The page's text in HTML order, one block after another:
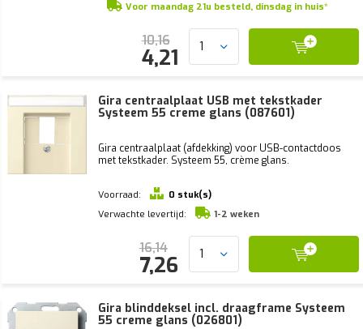
Voor maandag 21u besteld, dinsdag in huis*
10,16
4,21
Gira centraalplaat USB met tekstkader
Systeem 55 creme glans (087601)
Gira centraalplaat (afdekking) voor USB-contactdoos
met tekstkader. Systeem 55, crème glans.
Voorraad:
0 stuk(s)
Verwachte levertijd:
1-2 weken
16,14
7,26
Gira blinddeksel incl. draagframe Systeem
55 creme glans (026801)